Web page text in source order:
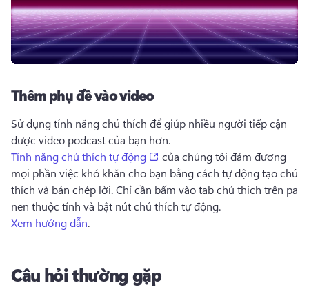
Thêm phụ đề vào video
Sử dụng tính năng chú thích để giúp nhiều người tiếp cận
được video podcast của bạn hơn.
Tính năng chú thích tự động
(opens in a new tab)
của chúng tôi đảm đương
mọi phần việc khó khăn cho bạn bằng cách tự động tạo chú
thích và bản chép lời. Chỉ cần bấm vào tab chú thích trên pa
nen thuộc tính và bật nút chú thích tự động.
Xem hướng dẫn.
Câu hỏi thường gặp